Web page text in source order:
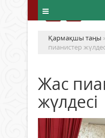
Қармақшы таңы
пианистер
Жас
жүлдесі